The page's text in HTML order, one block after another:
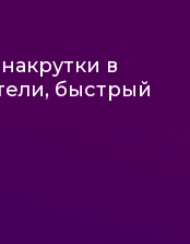
в
быстрый